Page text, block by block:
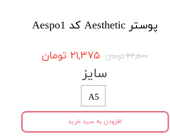
پوستر Aesthetic کد Aespo1
۲۲,۵۰۰ تومان ۲۱,۳۷۵ تومان
سایز
A5
افزودن به سبد خرید